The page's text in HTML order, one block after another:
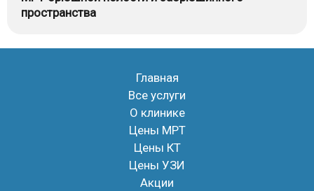
пространства
Главная
Все услуги
О клинике
Цены МРТ
Цены КТ
Цены УЗИ
Акции